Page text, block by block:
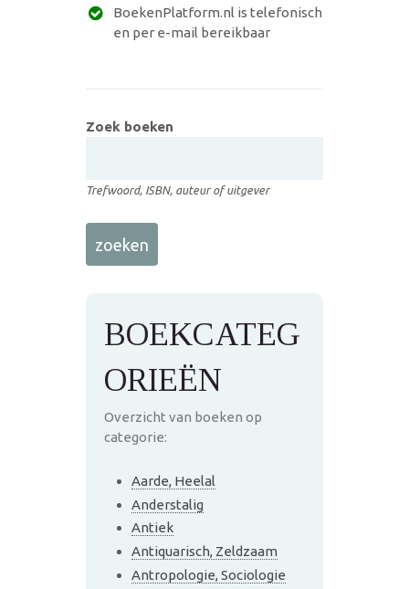
BoekenPlatform.nl is telefonisch
en per e-mail bereikbaar
Zoek boeken
Trefwoord, ISBN, auteur of uitgever
BOEKCATEG
ORIEËN
Overzicht van boeken op
categorie:
Aarde, Heelal
Anderstalig
Antiek
Antiquarisch, Zeldzaam
Antropologie, Sociologie